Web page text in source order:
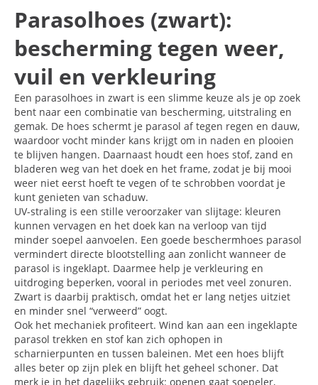
Parasolhoes (zwart):
bescherming tegen weer,
vuil en verkleuring
Een parasolhoes in zwart is een slimme keuze als je op zoek
bent naar een combinatie van bescherming, uitstraling en
gemak. De hoes schermt je parasol af tegen regen en dauw,
waardoor vocht minder kans krijgt om in naden en plooien
te blijven hangen. Daarnaast houdt een hoes stof, zand en
bladeren weg van het doek en het frame, zodat je bij mooi
weer niet eerst hoeft te vegen of te schrobben voordat je
kunt genieten van schaduw.
UV-straling is een stille veroorzaker van slijtage: kleuren
kunnen vervagen en het doek kan na verloop van tijd
minder soepel aanvoelen. Een goede beschermhoes parasol
vermindert directe blootstelling aan zonlicht wanneer de
parasol is ingeklapt. Daarmee help je verkleuring en
uitdroging beperken, vooral in periodes met veel zonuren.
Zwart is daarbij praktisch, omdat het er lang netjes uitziet
en minder snel “verweerd” oogt.
Ook het mechaniek profiteert. Wind kan aan een ingeklapte
parasol trekken en stof kan zich ophopen in
scharnierpunten en tussen baleinen. Met een hoes blijft
alles beter op zijn plek en blijft het geheel schoner. Dat
merk je in het dagelijks gebruik: openen gaat soepeler,